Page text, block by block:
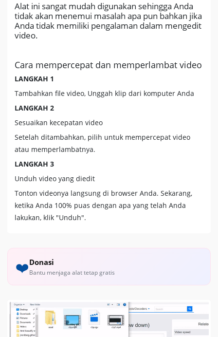
Alat ini sangat mudah digunakan sehingga Anda
tidak akan menemui masalah apa pun bahkan jika
Anda tidak memiliki pengalaman dalam mengedit
video.
Cara mempercepat dan memperlambat video
LANGKAH 1
Tambahkan file video, Unggah klip dari komputer Anda
LANGKAH 2
Sesuaikan kecepatan video
Setelah ditambahkan, pilih untuk mempercepat video
atau memperlambatnya.
LANGKAH 3
Unduh video yang diedit
Tonton videonya langsung di browser Anda. Sekarang,
ketika Anda 100% puas dengan apa yang telah Anda
lakukan, klik "Unduh".
❤️Donasi
Bantu menjaga alat tetap gratis